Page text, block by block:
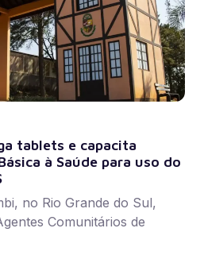
tablets e capacita
à Saúde para uso do
no Rio Grande do Sul,
Comunitários de